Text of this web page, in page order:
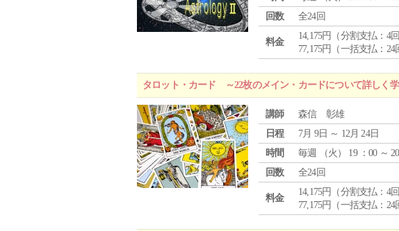
回数
全24回
料金
14,175円（分割支払：4
77,175円（一括支払：24
タロット・カード ～22枚のメイン・カードについて詳しく
講師
森信 彰雄
日程
7月 9日 ～ 12月 24日
時間
毎週 （火 ） 19 ：00 ～
回数
全24回
料金
14,175円（分割支払：4
77,175円（一括支払：24